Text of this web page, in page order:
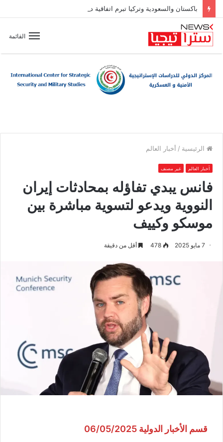
باكستان والسعودية وتركيا تبرم اتفاقية دفاع مشترك
القائمة
الرئيسية / أخبار العالم
أخبار العالم غير مصنف
فانس يبدي تفاؤله بمحادثات إيران
النووية ويدعو لتسوية مباشرة بين
موسكو وكييف
7 مايو 2025 478 أقل من دقيقة
قسم الأخبار الدولية 06/05/2025